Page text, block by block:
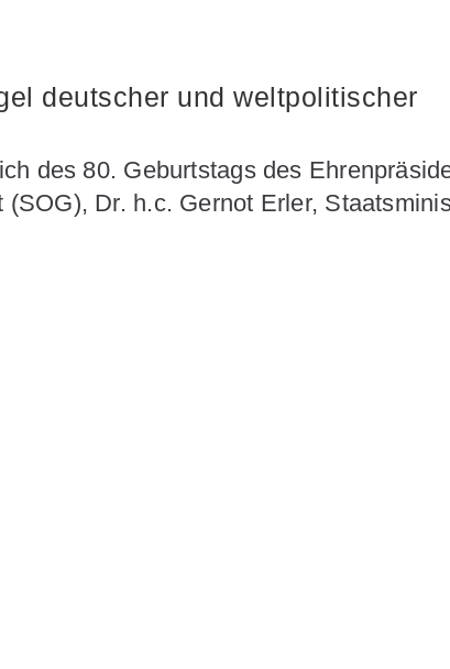
deutscher und weltpolitischer
des 80. Geburtstags des
Dr. h.c. Gernot Erler,